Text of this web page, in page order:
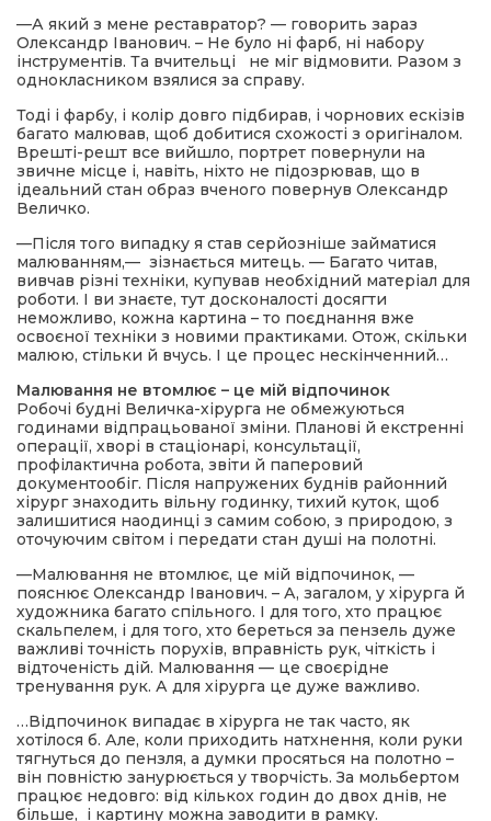
—А який з мене реставратор? — говорить зараз
Олександр Іванович. – Не було ні фарб, ні набору
інструментів. Та вчительці не міг відмовити. Разом з
однокласником взялися за справу.
Тоді і фарбу, і колір довго підбирав, і чорнових ескізів
багато малював, щоб добитися схожості з оригіналом.
Врешті-решт все вийшло, портрет повернули на
звичне місце і, навіть, ніхто не підозрював, що в
ідеальний стан образ вченого повернув Олександр
Величко.
—Після того випадку я став серйозніше займатися
малюванням,— зізнається митець. — Багато читав,
вивчав різні техніки, купував необхідний матеріал для
роботи. І ви знаєте, тут досконалості досягти
неможливо, кожна картина – то поєднання вже
освоєної техніки з новими практиками. Отож, скільки
малюю, стільки й вчусь. І це процес нескінченний…
Малювання не втомлює – це мій відпочинок
Робочі будні Величка-хірурга не обмежуються
годинами відпрацьованої зміни. Планові й екстренні
операції, хворі в стаціонарі, консультації,
профілактична робота, звіти й паперовий
документообіг. Після напружених буднів районний
хірург знаходить вільну годинку, тихий куток, щоб
залишитися наодинці з самим собою, з природою, з
оточуючим світом і передати стан душі на полотні.
—Малювання не втомлює, це мій відпочинок, —
пояснює Олександр Іванович. – А, загалом, у хірурга й
художника багато спільного. І для того, хто працює
скальпелем, і для того, хто береться за пензель дуже
важливі точність порухів, вправність рук, чіткість і
відточеність дій. Малювання — це своєрідне
тренування рук. А для хірурга це дуже важливо.
…Відпочинок випадає в хірурга не так часто, як
хотілося б. Але, коли приходить натхнення, коли руки
тягнуться до пензля, а думки просяться на полотно –
він повністю занурюється у творчість. За мольбертом
працює недовго: від кількох годин до двох днів, не
більше, і картину можна заводити в рамку.